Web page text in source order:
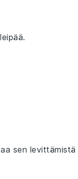
sen levittämistä